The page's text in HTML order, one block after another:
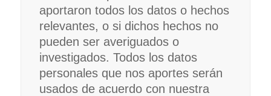
aportaron todos los datos o hechos
relevantes, o si dichos hechos no
pueden ser averiguados o
investigados. Todos los datos
personales que nos aportes serán
usados de acuerdo con nuestra